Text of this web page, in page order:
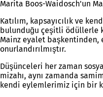
Marita Boos-Waidosch'un
Katılım, kapsayıcılık ve
bulunduğu çeşitli ödüllerle
Mainz eyalet başkentinden,
onurlandırılmıştır.
Düşünceleri her zaman
mizahı, aynı zamanda
kendi eylemlerimiz için bir